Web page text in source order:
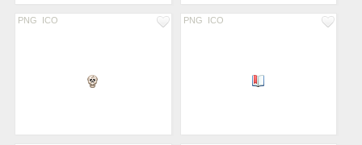
PNG ICO PNG ICO